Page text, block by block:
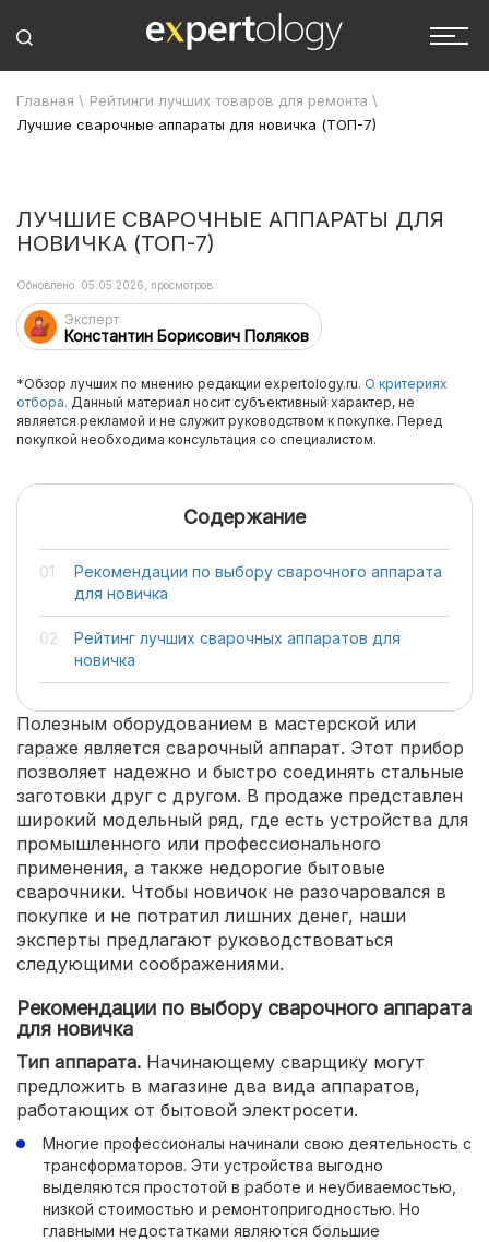
Главная \ Рейтинги лучших товаров для ремонта \
Лучшие сварочные аппараты для новичка (ТОП-7)
ЛУЧШИЕ СВАРОЧНЫЕ АППАРАТЫ ДЛЯ
НОВИЧКА (ТОП-7)
Эксперт
Константин Борисович Поляков
Обновлено: 05.05.2026, просмотров:
*Обзор лучших по мнению редакции expertology.ru. О критериях
отбора. Данный материал носит субъективный характер, не
является рекламой и не служит руководством к покупке. Перед
покупкой необходима консультация со специалистом.
Содержание
Рекомендации по выбору сварочного аппарата
для новичка
Рейтинг лучших сварочных аппаратов для
новичка
Полезным оборудованием в мастерской или
гараже является сварочный аппарат. Этот прибор
позволяет надежно и быстро соединять стальные
заготовки друг с другом. В продаже представлен
широкий модельный ряд, где есть устройства для
промышленного или профессионального
применения, а также недорогие бытовые
сварочники. Чтобы новичок не разочаровался в
покупке и не потратил лишних денег, наши
эксперты предлагают руководствоваться
следующими соображениями.
Рекомендации по выбору сварочного аппарата
для новичка
Тип аппарата. Начинающему сварщику могут
предложить в магазине два вида аппаратов,
работающих от бытовой электросети.
Многие профессионалы начинали свою деятельность с
трансформаторов. Эти устройства выгодно
выделяются простотой в работе и неубиваемостью,
низкой стоимостью и ремонтопригодностью. Но
главными недостатками являются большие